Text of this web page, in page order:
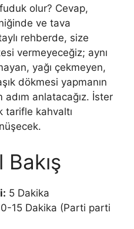
olur? Cevap,
ve tava
rehberde, size
vermeyeceğiz; aynı
yağı çekmeyen,
dökmesi yapmanın
adım anlatacağız. İster
tarifle kahvaltı
5 Dakika
15 Dakika (Parti parti